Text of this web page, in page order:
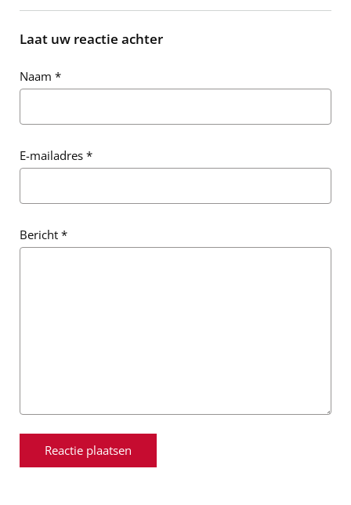
Laat uw reactie achter
Naam *
E-mailadres *
Bericht *